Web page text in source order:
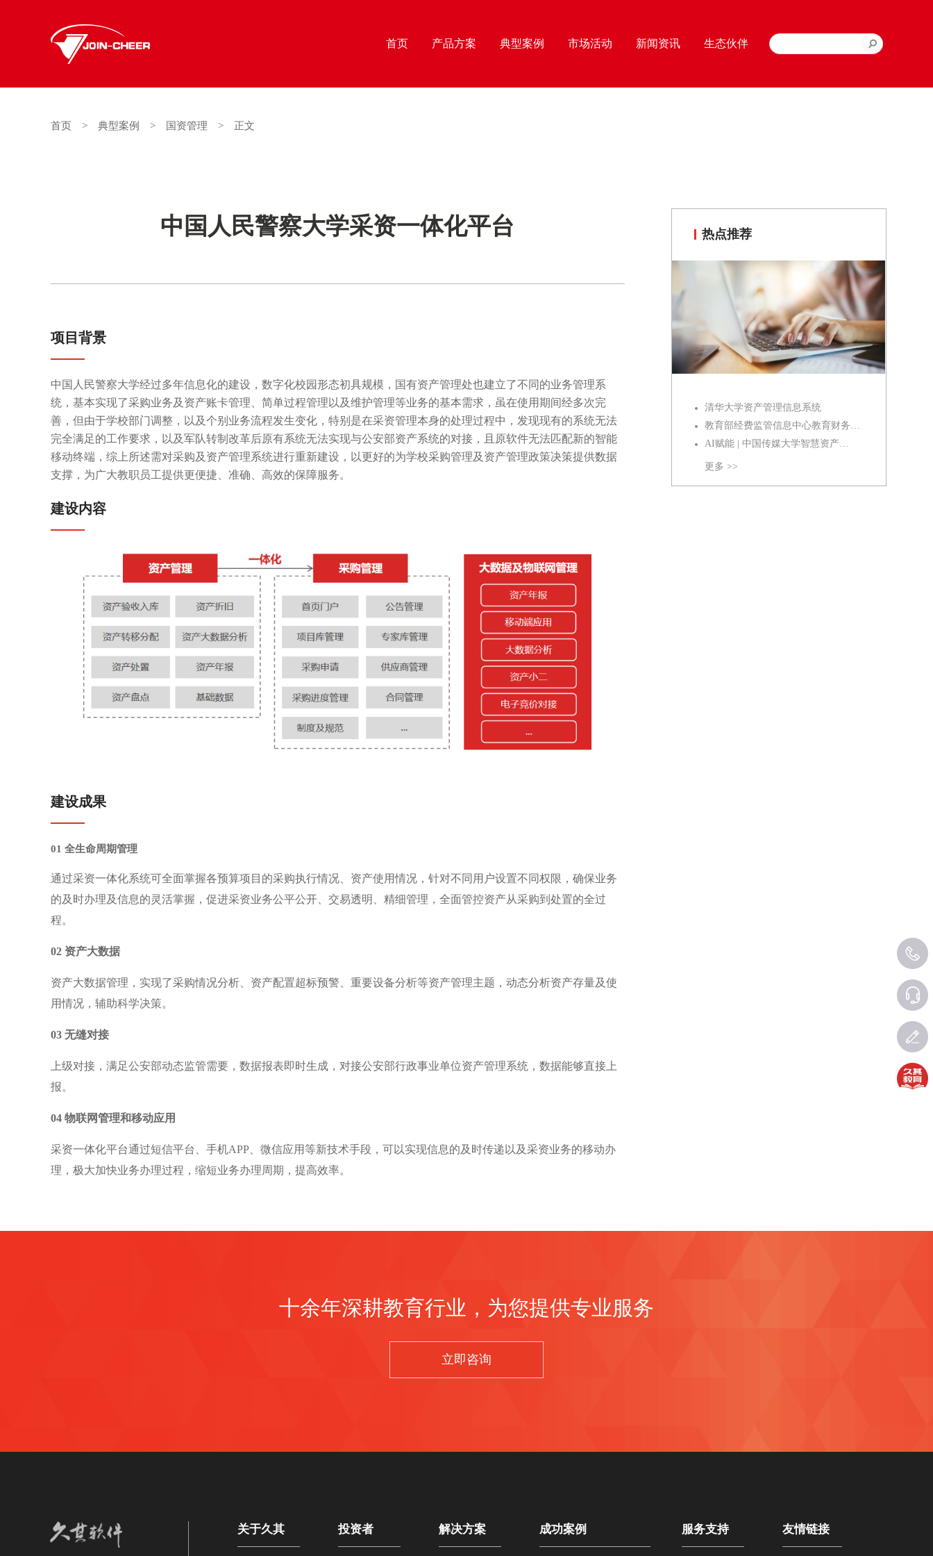
首页 产品方案 典型案例 市场活动 新闻资讯 生态伙伴
首页 > 典型案例 > 国资管理 > 正文
中国人民警察大学采资一体化平台
项目背景
中国人民警察大学经过多年信息化的建设，数字化校园形态初具规模，国有资产管理处也建立了不同的业务管理系
统，基本实现了采购业务及资产账卡管理、简单过程管理以及维护管理等业务的基本需求，虽在使用期间经多次完
善，但由于学校部门调整，以及个别业务流程发生变化，特别是在采资管理本身的处理过程中，发现现有的系统无法
完全满足的工作要求，以及军队转制改革后原有系统无法实现与公安部资产系统的对接，且原软件无法匹配新的智能
移动终端，综上所述需对采购及资产管理系统进行重新建设，以更好的为学校采购管理及资产管理政策决策提供数据
支撑，为广大教职员工提供更便捷、准确、高效的保障服务。
建设内容
建设成果
01 全生命周期管理
通过采资一体化系统可全面掌握各预算项目的采购执行情况、资产使用情况，针对不同用户设置不同权限，确保业务
的及时办理及信息的灵活掌握，促进采资业务公平公开、交易透明、精细管理，全面管控资产从采购到处置的全过
程。
02 资产大数据
资产大数据管理，实现了采购情况分析、资产配置超标预警、重要设备分析等资产管理主题，动态分析资产存量及使
用情况，辅助科学决策。
03 无缝对接
上级对接，满足公安部动态监管需要，数据报表即时生成，对接公安部行政事业单位资产管理系统，数据能够直接上
报。
04 物联网管理和移动应用
采资一体化平台通过短信平台、手机APP、微信应用等新技术手段，可以实现信息的及时传递以及采资业务的移动办
理，极大加快业务办理过程，缩短业务办理周期，提高效率。
热点推荐
清华大学资产管理信息系统
教育部经费监管信息中心教育财务…
AI赋能 | 中国传媒大学智慧资产…
更多 >>
十余年深耕教育行业，为您提供专业服务
立即咨询
关于久其 投资者 解决方案 成功案例 服务支持 友情链接